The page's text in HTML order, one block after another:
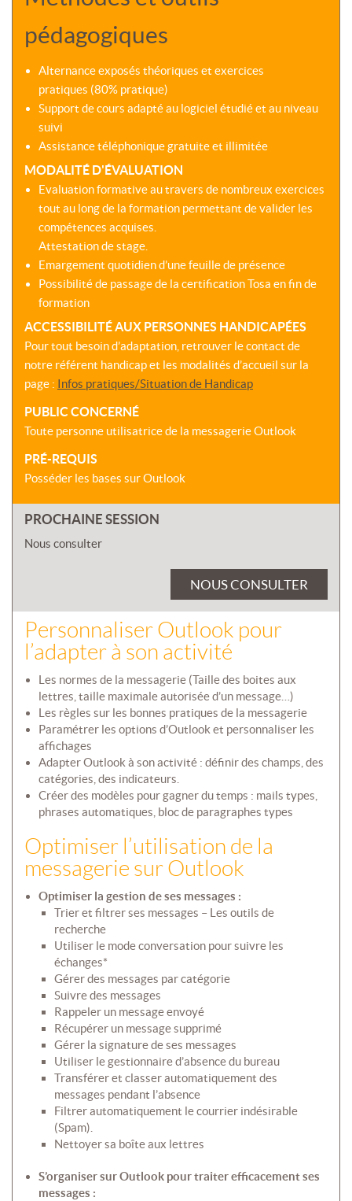
pédagogiques
Alternance exposés théoriques et exercices
pratiques (80% pratique)
Support de cours adapté au logiciel étudié et au niveau
suivi
Assistance téléphonique gratuite et illimitée
MODALITÉ D'ÉVALUATION
Evaluation formative au travers de nombreux exercices
tout au long de la formation permettant de valider les
compétences acquises.
Attestation de stage.
Emargement quotidien d’une feuille de présence
Possibilité de passage de la certification Tosa en fin de
formation
ACCESSIBILITÉ AUX PERSONNES HANDICAPÉES
Pour tout besoin d’adaptation, retrouver le contact de
notre référent handicap et les modalités d’accueil sur la
page : Infos pratiques/Situation de Handicap
PUBLIC CONCERNÉ
Toute personne utilisatrice de la messagerie Outlook
PRÉ-REQUIS
Posséder les bases sur Outlook
PROCHAINE SESSION
Nous consulter
NOUS CONSULTER
Personnaliser Outlook pour
l’adapter à son activité
Les normes de la messagerie (Taille des boites aux
lettres, taille maximale autorisée d’un message…)
Les règles sur les bonnes pratiques de la messagerie
Paramétrer les options d’Outlook et personnaliser les
affichages
Adapter Outlook à son activité : définir des champs, des
catégories, des indicateurs.
Créer des modèles pour gagner du temps : mails types,
phrases automatiques, bloc de paragraphes types
Optimiser l’utilisation de la
messagerie sur Outlook
Optimiser la gestion de ses messages :
Trier et filtrer ses messages – Les outils de
recherche
Utiliser le mode conversation pour suivre les
échanges*
Gérer des messages par catégorie
Suivre des messages
Rappeler un message envoyé
Récupérer un message supprimé
Gérer la signature de ses messages
Utiliser le gestionnaire d’absence du bureau
Transférer et classer automatiquement des
messages pendant l’absence
Filtrer automatiquement le courrier indésirable
(Spam).
Nettoyer sa boîte aux lettres
S’organiser sur Outlook pour traiter efficacement ses
messages :